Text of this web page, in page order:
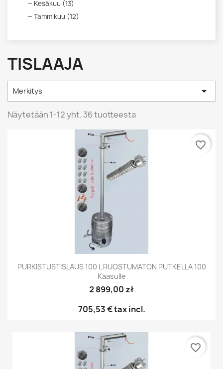
Kesäkuu (13)
Tammikuu (12)
TISLAAJA
Merkitys 
Näytetään 1-12 yht. 36 tuotteesta
PURKISTUSTISLAUS 100 L RUOSTUMATON PUTKELLA 100
Kaasulle
2 899,00 zł
705,53 €tax incl.
favorite_border
favorite_border